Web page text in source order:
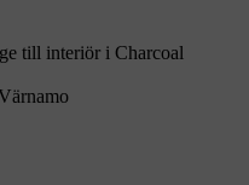
till interiör i Charcoal